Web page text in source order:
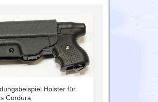
Holster für
Cordura